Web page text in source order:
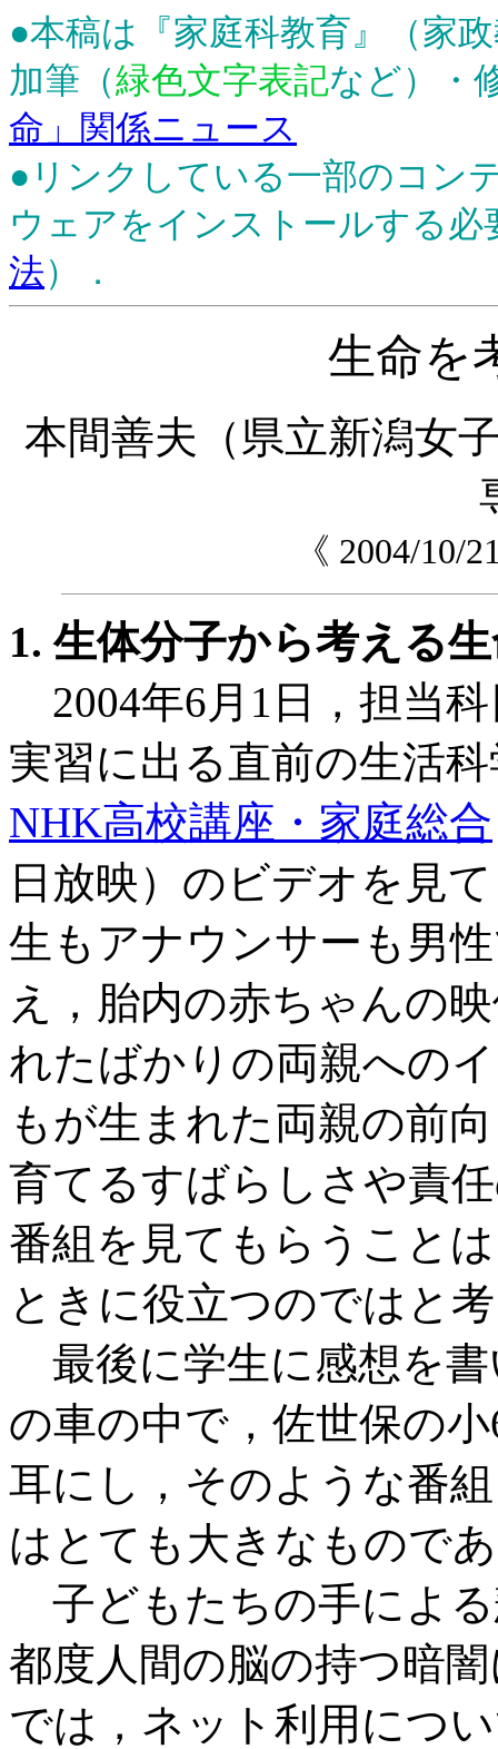
●本稿は『家庭科教育』（家
加筆（緑色文字表記など）
命」関係ニュース
●リンクしている一部のコン
ウェアをインストールする必
法）．
生命を
本間善夫（県立新潟女
《 2004/10/
1. 生体分子から考える
2004年6月1日，担当
実習に出る直前の生活
NHK高校講座・家庭総合
日放映）のビデオを見
生もアナウンサーも男
え，胎内の赤ちゃんの
れたばかりの両親への
もが生まれた両親の前
育てるすばらしさや責
番組を見てもらうこと
ときに役立つのではと
最後に学生に感想を
の車の中で，佐世保の
耳にし，そのような番
はとても大きなもので
子どもたちの手によ
都度人間の脳の持つ暗
では，ネット利用につ